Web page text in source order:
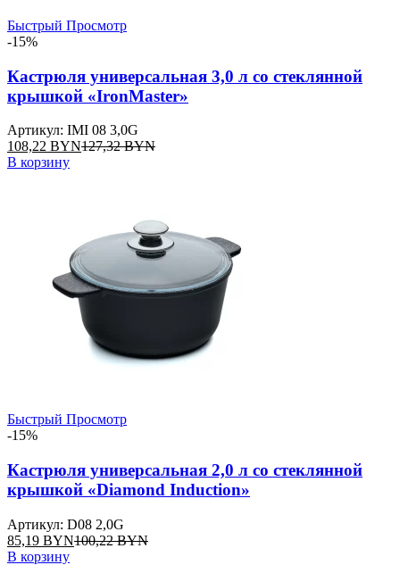
Быстрый Просмотр
-15%
Кастрюля универсальная 3,0 л со стеклянной
крышкой «IronMaster»
Артикул: IMI 08 3,0G
108,22 BYN127,32BYN
В корзину
Быстрый Просмотр
-15%
Кастрюля универсальная 2,0 л со стеклянной
крышкой «Diamond Induction»
Артикул: D08 2,0G
85,19 BYN100,22BYN
В корзину